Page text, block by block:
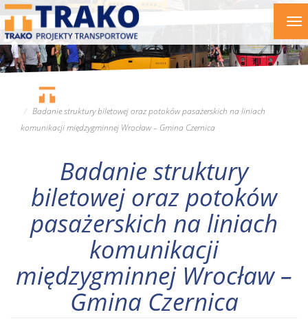
Przejdź
treści
Badanie struktury biletowej oraz potoków pasażerskich na liniach
komunikacji międzygminnej Wrocław – Gmina Czernica
Badanie struktury
biletowej oraz potoków
pasażerskich na liniach
komunikacji
międzygminnej Wrocław –
Gmina Czernica